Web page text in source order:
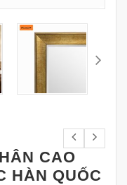
CAO
HÀN QUỐC